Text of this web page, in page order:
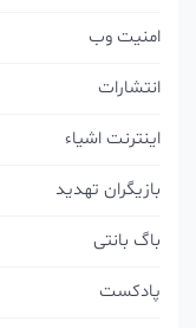
امنیت وب
انتشارات
اینترنت اشیاء
بازیگران تهدید
باگ بانتی
پادکست